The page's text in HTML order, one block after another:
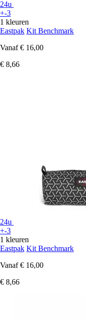
24u
+-3
1 kleuren
Eastpak Kit Benchmark
Vanaf € 16,00
€ 8,66
24u
+-3
1 kleuren
Eastpak Kit Benchmark
Vanaf € 16,00
€ 8,66